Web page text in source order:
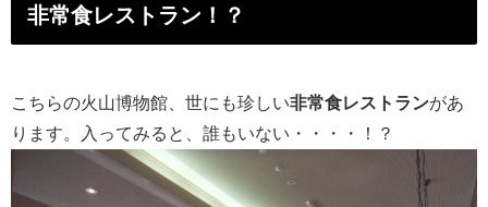
非常食レストラン！？
こちらの火山博物館、世にも珍しい非常食レストランがあ
ります。入ってみると、誰もいない・・・・！？